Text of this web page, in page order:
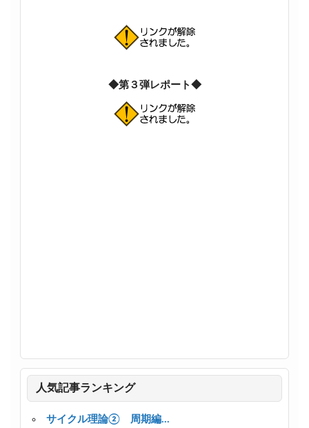
◆第３弾レポート◆
人気記事ランキング
サイクル理論② 周期編...